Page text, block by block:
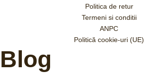
Politica de retur
Termeni si conditii
ANPC
Politică cookie-uri (UE)
Blog